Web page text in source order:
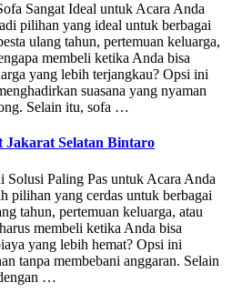
Sangat Ideal untuk Acara Anda
pilihan yang ideal untuk berbagai
ulang tahun, pertemuan keluarga,
membeli ketika Anda bisa
yang lebih terjangkau? Opsi ini
suasana yang nyaman
Selain itu, sofa …
Jakarat Selatan Bintaro
Solusi Paling Pas untuk Acara Anda
pilihan yang cerdas untuk berbagai
tahun, pertemuan keluarga, atau
membeli ketika Anda bisa
yang lebih hemat? Opsi ini
tanpa membebani anggaran. Selain
…